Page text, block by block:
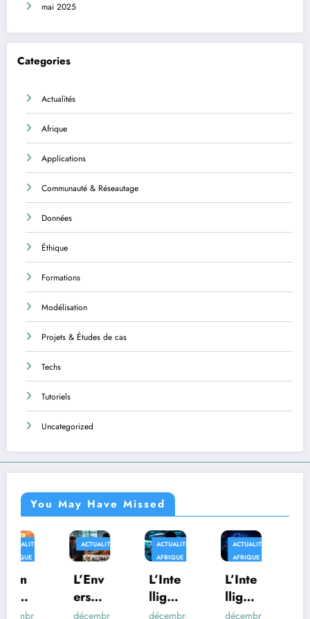
mai 2025
Categories
Actualités
Afrique
Applications
Communauté & Réseautage
Données
Éthique
Formations
Modélisation
Projets & Études de cas
Techs
Tutoriels
Uncategorized
You May Have Missed
ACTUALITÉS
L’Env
ers
du
décembre
ACTUALITÉS
AFRIQUE
L’Inte
lligen
ce
décembre
ACTUALITÉS
L’Inte
lligen
ce
décembre
AFRIQUE
Au-
delà
des
décembre